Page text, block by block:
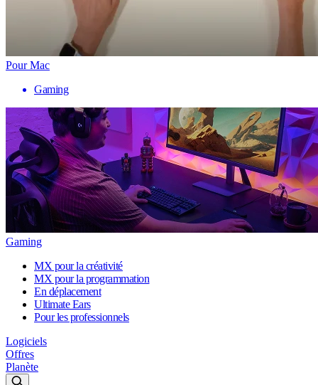
Pour Mac
Gaming
Gaming
MX pour la créativité
MX pour la programmation
En déplacement
Ultimate Ears
Pour les professionnels
Logiciels
Offres
Planète